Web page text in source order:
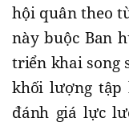
hội quân theo
này buộc Ban
triển khai song
khối lượng tập
đánh giá lực